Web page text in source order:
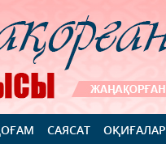
САЯСАТ ОҚИҒАЛАР